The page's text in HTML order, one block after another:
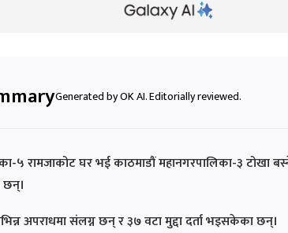
Generated by OK AI. Editorially reviewed.
५ रामजाकोट घर भई काठमाडौं महानगरपालिका-३ टोखा
छन्।
अपराधमा संलग्न छन् र ३७ वटा मुद्दा दर्ता भइसकेका छन्।